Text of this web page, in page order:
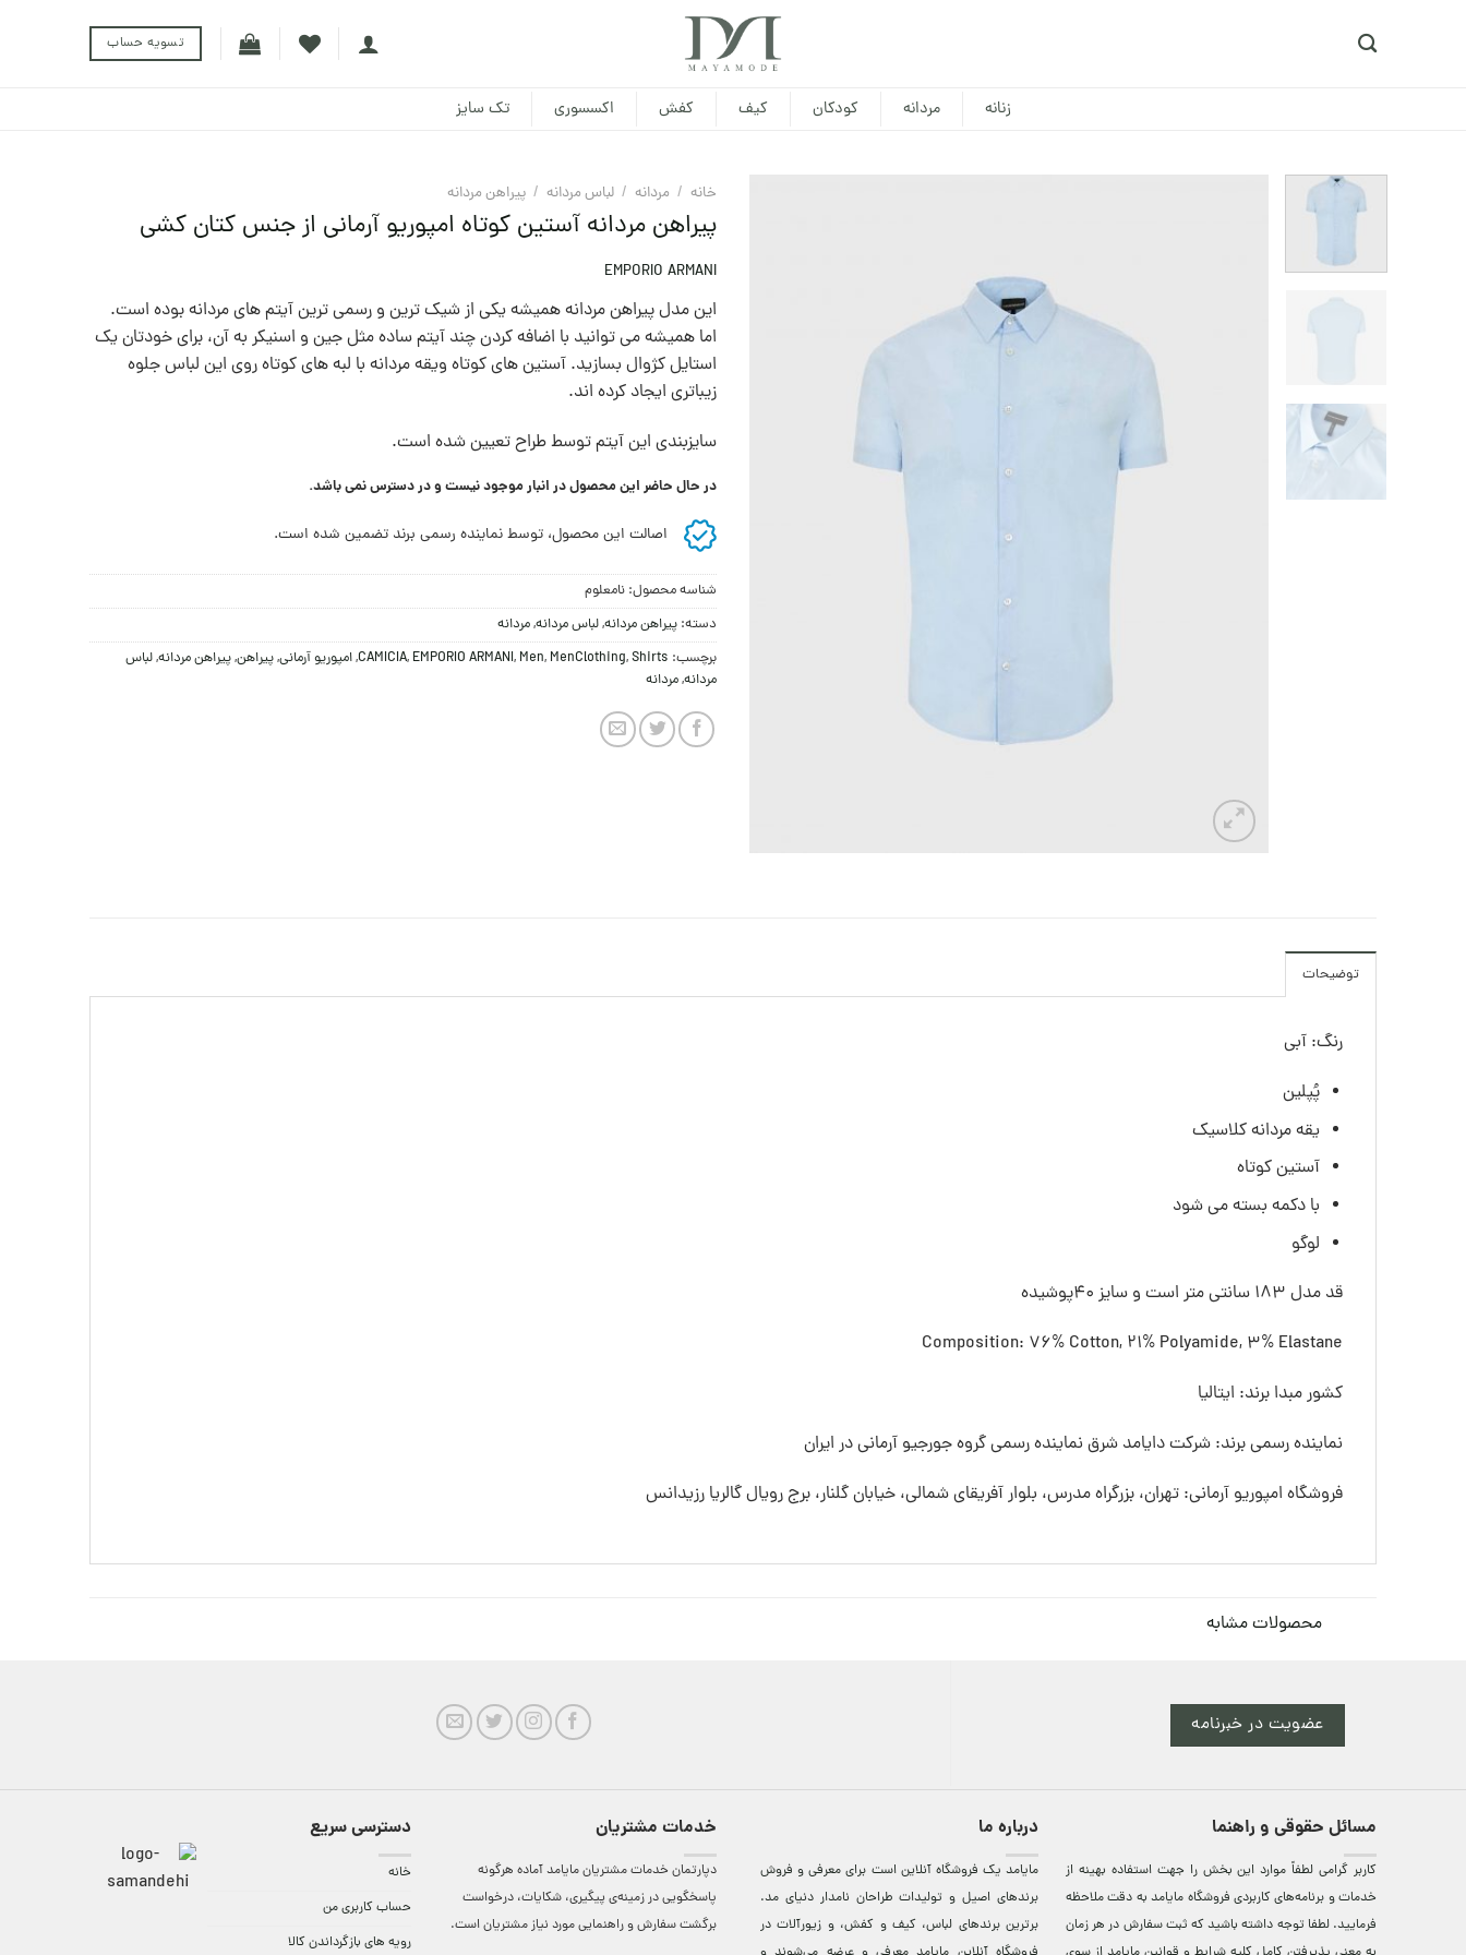
تسویه حساب
زنانه مردانه کودکان کیف کفش اکسسوری تک سایز
خانه / مردانه / لباس مردانه / پیراهن مردانه
پیراهن مردانه آستین کوتاه امپوریو آرمانی از جنس کتان کشی
EMPORIO ARMANI
این مدل پیراهن مردانه همیشه یکی از شیک ترین و رسمی ترین آیتم های مردانه بوده است.
اما همیشه می توانید با اضافه کردن چند آیتم ساده مثل جین و اسنیکر به آن، برای خودتان یک
استایل کژوال بسازید. آستین های کوتاه ویقه مردانه با لبه های کوتاه روی این لباس جلوه
زیباتری ایجاد کرده اند.
سایزبندی این آیتم توسط طراح تعیین شده است.
در حال حاضر این محصول در انبار موجود نیست و در دسترس نمی باشد.
اصالت این محصول، توسط نماینده رسمی برند تضمین شده است.
شناسه محصول: نامعلوم
دسته: پیراهن مردانه,لباس مردانه,مردانه
برچسب:
CAMICIA, EMPORIO ARMANI, Men, MenClothing,Shirts
,امپوریو آرمانی,پیراهن,پیراهن مردانه,لباس
مردانه,مردانه
توضیحات
رنگ: آبی
پُپلین
یقه مردانه کلاسیک
آستین کوتاه
با دکمه بسته می شود
لوگو
قد مدل 183 سانتی متر است و سایز 40پوشیده
Composition: 76% Cotton, 21% Polyamide, 3% Elastane
کشور مبدا برند: ایتالیا
نماینده رسمی برند: شرکت دایامد شرق نماینده رسمی گروه جورجیو آرمانی در ایران
فروشگاه امپوریو آرمانی: تهران، بزرگراه مدرس، بلوار آفریقای شمالی، خیابان گلنار، برج رویال گالریا رزیدانس
محصولات مشابه
عضویت در خبرنامه
مسائل حقوقی و راهنما
کاربر گرامی لطفاً موارد این بخش را جهت استفاده بهینه از
خدمات و برنامه‌‏های کاربردی فروشگاه مایامد به دقت ملاحظه
فرمایید. لطفا توجه داشته باشید که ثبت سفارش در هر زمان
درباره ما
مایامد يک فروشگاه آنلاين است برای معرفی و فروش
برندهای اصيل و توليدات طراحان نامدار دنيای مد.
برترين‌ برندهای لباس، کيف و کفش، و زيورآلات در
خدمات مشتریان
دپارتمان خدمات مشتریان مایامد آماده هرگونه
پاسخگویی در زمینه‌ی پیگیری، شکایات، درخواست
برگشت سفارش و راهنمایی مورد نیاز مشتریان است.
دسترسی سریع
خانه
حساب کاربری من
رویه های بازگرداندن کالا